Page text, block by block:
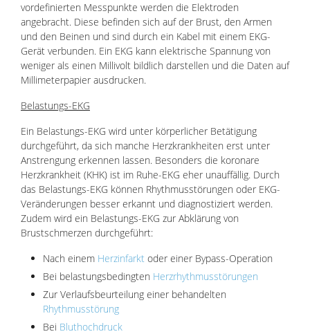
vordefinierten Messpunkte werden die Elektroden
angebracht. Diese befinden sich auf der Brust, den Armen
und den Beinen und sind durch ein Kabel mit einem EKG-
Gerät verbunden. Ein EKG kann elektrische Spannung von
weniger als einen Millivolt bildlich darstellen und die Daten auf
Millimeterpapier ausdrucken.
Belastungs-EKG
Ein Belastungs-EKG wird unter körperlicher Betätigung
durchgeführt, da sich manche Herzkrankheiten erst unter
Anstrengung erkennen lassen. Besonders die koronare
Herzkrankheit (KHK) ist im Ruhe-EKG eher unauffällig. Durch
das Belastungs-EKG können Rhythmusstörungen oder EKG-
Veränderungen besser erkannt und diagnostiziert werden.
Zudem wird ein Belastungs-EKG zur Abklärung von
Brustschmerzen durchgeführt:
Nach einem Herzinfarkt oder einer Bypass-Operation
Bei belastungsbedingten Herzrhythmusstörungen
Zur Verlaufsbeurteilung einer behandelten
Rhythmusstörung
Bei Bluthochdruck